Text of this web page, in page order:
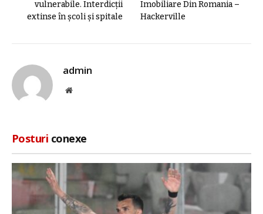
vulnerabile. Interdicții
extinse în școli și spitale
Imobiliare Din Romania –
Hackerville
admin
Site
Posturi conexe